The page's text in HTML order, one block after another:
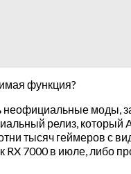
функция?
моды,
релиз, который
тысяч геймеров с
RX 7000 в июле, либо